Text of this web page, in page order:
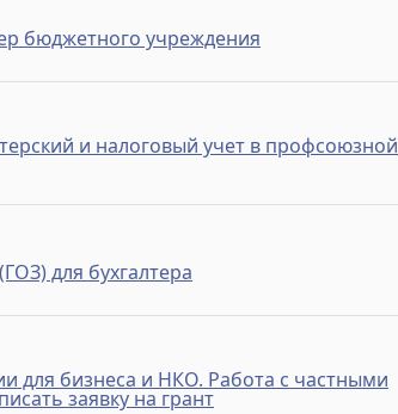
бюджетного учреждения
и налоговый учет в профсоюзной
для бухгалтера
для бизнеса и НКО. Работа с частными
заявку на грант